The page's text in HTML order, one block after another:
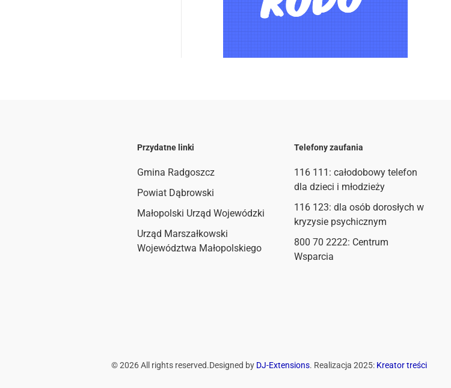
Przydatne linki
Gmina Radgoszcz
Powiat Dąbrowski
Małopolski Urząd Wojewódzki
Urząd Marszałkowski
Województwa Małopolskiego
Telefony zaufania
116 111 : całodobowy telefon
dla dzieci i młodzieży
116 123: dla osób dorosłych w
kryzysie psychicznym
800 70 2222: Centrum
Wsparcia
©2026All rights reserved.Designed by DJ-Extensions. Realizacja 2025: Kreator treści